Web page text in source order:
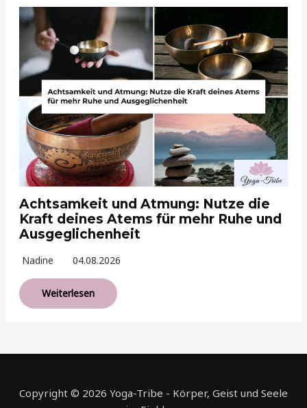
Achtsamkeit und Atmung: Nutze die
Kraft deines Atems für mehr Ruhe und
Ausgeglichenheit
Nadine 04.08.2026
Weiterlesen
Copyright © 2026 Yoga-Tribe - Körper, Geist und Seele